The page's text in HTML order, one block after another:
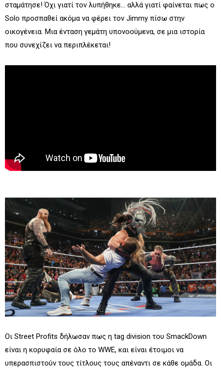
σταμάτησε! Όχι γιατί τον λυπήθηκε... αλλά γιατί φαίνεται πως ο
Solo προσπαθεί ακόμα να φέρει τον Jimmy πίσω στην
οικογένεια. Μια ένταση γεμάτη υπονοούμενα, σε μια ιστορία
που συνεχίζει να περιπλέκεται!
Οι Street Profits δήλωσαν πως η tag division του SmackDown
είναι η κορυφαία σε όλο το WWE, και είναι έτοιμοι να
υπερασπιστούν τους τίτλους τους απέναντι σε κάθε ομάδα. Οι